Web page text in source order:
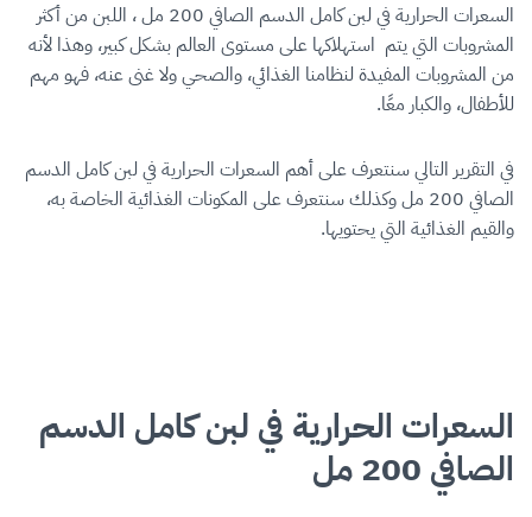
السعرات الحرارية في لبن كامل الدسم الصافي 200 مل ، اللبن من أكثر
المشروبات التي يتم استهلاكها على مستوى العالم بشكل كبير، وهذا لأنه
من المشروبات المفيدة لنظامنا الغذائي، والصحي ولا غنى عنه، فهو مهم
للأطفال، والكبار معًا.
في التقرير التالي سنتعرف على أهم السعرات الحرارية في لبن كامل الدسم
الصافي 200 مل وكذلك سنتعرف على المكونات الغذائية الخاصة به،
والقيم الغذائية التي يحتويها.
السعرات الحرارية في لبن كامل الدسم
الصافي 200 مل